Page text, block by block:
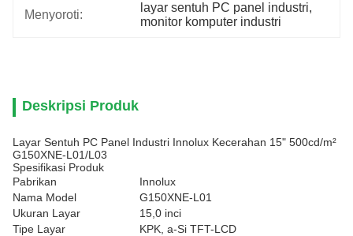
Menyoroti:
layar sentuh PC panel industri,
monitor komputer industri
Deskripsi Produk
Layar Sentuh PC Panel Industri Innolux Kecerahan 15" 500cd/m²
G150XNE-L01/L03
Spesifikasi Produk
Pabrikan
Innolux
Nama Model
G150XNE-L01
Ukuran Layar
15,0 inci
Tipe Layar
KPK, a-Si TFT-LCD